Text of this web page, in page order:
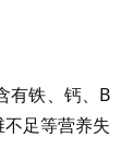
有铁、钙、B
足等营养失